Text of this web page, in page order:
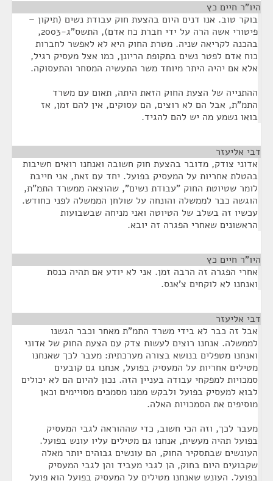
היו"ר חיים כץ
בוקר טוב. אנו דנים היום בהצעת חוק עבודת נשים (תיקון –
פיטורי אשה הרה על ידי חברת כח אדם), התשס"ג-2003,
בהכנה לקריאה שניה. מטרת החוק היא לא לאפשר לחברות
כוח אדם לפטר נשים בתקופת הריונן, כמו אצל מעסיק רגיל,
אלא אם יהיה היתר מיוחד משר התעשיה המסחר והתעסוקה.
ההתנייה של הצעת החוק הזאת היתה, תאום עם משרד
התמ"ת, אבל הם לא רוצים, הם עסוקים, אין להם זמן, אז
בואו נשמע מה יש להם להגיד.
דבי אליעזר
אדוני צודק, מדובר בהצעת חוק חשובה ואנחנו רואים חשיבות
בהטלת אחריות על המעסיק בפועל. יחד עם זאת, אני חייבת
לומר שטיוטת החוק "עבודת נשים", שהוצאה ממשרד התמ"ת,
הוגשה כבר לממשלה והונחה על שולחן הממשלה לפני כחודש.
עכשיו זה בשלב של הטיוטה ואני מניחה שבשבועות
הראשונים שאחרי הפגרה זה יובא.
היו"ר חיים כץ
אחרי הפגרה זה הרבה זמן. אני לא יודע אם תהיה כנסת
ואנחנו לא לוקחים צ'אנס.
דבי אליעזר
אבל זה כבר לא בידי משרד התמ"ת מאחר וכבר הגשנו
לממשלה. אנחנו רוצים לעשות צדק עם הצעת החוק של אדוני
ואנחנו מטפלים בנושא בצורה מערכתית: מעבר לכך שאנחנו
מטילים אחריות על המעסיק בפועל, אנחנו גם קובעים
סמכויות למפקחי עבודה בעניין הזה. נכון להיום הם לא יכולים
לבוא למעסיק בפועל ולבקש ממנו מסמכים מסויימים וכאן
מוסיפים את הסמכויות האלה.
מעבר לכך, וזה הכי חשוב, כדי שההוראה לגבי המעסיק
בפועל תהיה מעשית, אנחנו גם מטילים עליו עונש בפועל.
העונשים שבתסקיר החוק, הם עונשים גבוהים יותר מאלה
שקבועים היום בחוק, הן לגבי מעביד והן לגבי המעסיק
בפועל. העונש שאנחנו מטילים על המעסיק בפועל הוא פועל